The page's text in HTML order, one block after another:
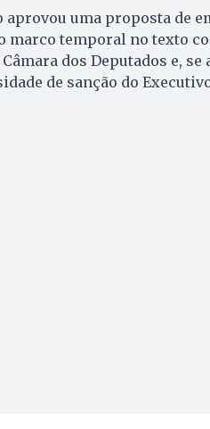
aprovou uma proposta de
marco temporal no texto
dos Deputados e, se
de sanção do